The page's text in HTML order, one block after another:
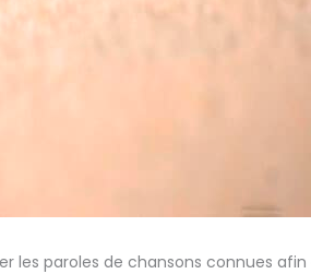
paroles de chansons connues afin